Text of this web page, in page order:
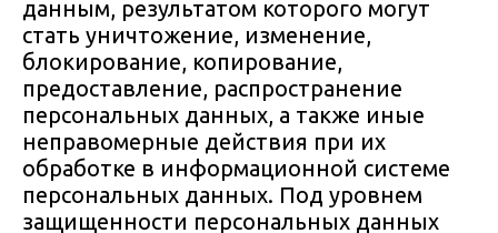
данным, результатом которого могут
стать уничтожение, изменение,
блокирование, копирование,
предоставление, распространение
персональных данных, а также иные
неправомерные действия при их
обработке в информационной системе
персональных данных. Под уровнем
защищенности персональных данных